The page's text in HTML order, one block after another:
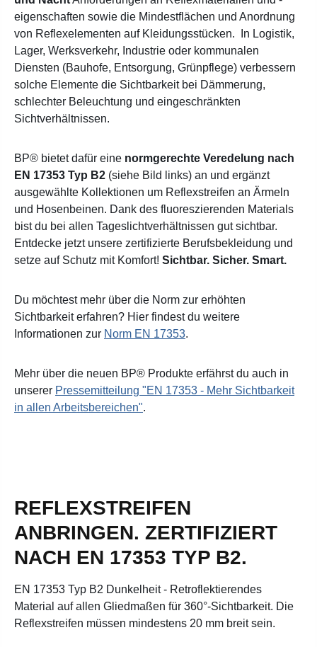
eigenschaften sowie die Mindestflächen und Anordnung
von Reflexelementen auf Kleidungsstücken.
In Logistik,
Lager, Werksverkehr, Industrie oder kommunalen
Diensten (Bauhofe, Entsorgung, Grünpflege) verbessern
solche Elemente die Sichtbarkeit bei Dämmerung,
schlechter Beleuchtung und eingeschränkten
Sichtverhältnissen.
BP® bietet dafür eine normgerechte Veredelung nach
EN 17353 Typ B2 (siehe Bild links) an und ergänzt
ausgewählte Kollektionen um Reflexstreifen an Ärmeln
und Hosenbeinen. Dank des fluoreszierenden Materials
bist du bei allen Tageslichtverhältnissen gut sichtbar.
Entdecke jetzt unsere zertifizierte Berufsbekleidung und
setze auf Schutz mit Komfort! Sichtbar. Sicher. Smart.
Du möchtest mehr über die Norm zur erhöhten
Sichtbarkeit erfahren? Hier findest du weitere
Informationen zur Norm EN 17353.
Mehr über die neuen BP® Produkte erfährst du auch in
unserer Pressemitteilung "EN 17353 - Mehr Sichtbarkeit
in allen Arbeitsbereichen".
REFLEXSTREIFEN
ANBRINGEN. ZERTIFIZIERT
NACH EN 17353 TYP B2.
EN 17353 Typ B2 Dunkelheit - Retroflektierendes
Material auf allen Gliedmaßen für 360°-Sichtbarkeit. Die
Reflexstreifen müssen mindestens 20 mm breit sein.